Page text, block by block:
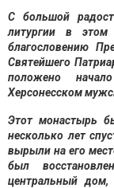
С большой
литургии в
благословению
Святейшего
положено
Херсонесском
Этот монастырь
несколько лет
вырыли на его
был
центральный дом,